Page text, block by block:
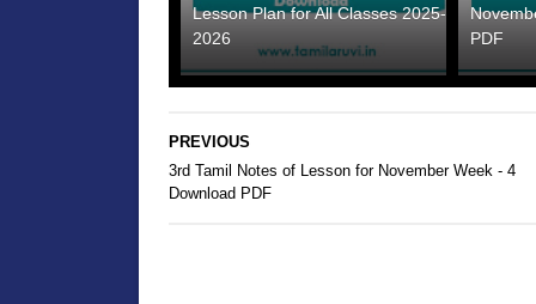
Lesson Plan for All Classes 2025-
2026
PDF
PREVIOUS
3rd Tamil Notes of Lesson for November Week - 4
Download PDF